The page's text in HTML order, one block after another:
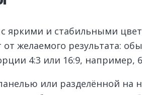
яркими и стабильными
желаемого результата:
4:3 или 16:9, например,
или разделённой на